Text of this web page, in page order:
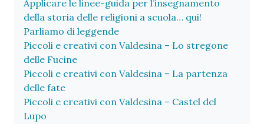
Applicare le linee-guida per l’insegnamento
della storia delle religioni a scuola… qui!
Parliamo di leggende
Piccoli e creativi con Valdesina – Lo stregone
delle Fucine
Piccoli e creativi con Valdesina – La partenza
delle fate
Piccoli e creativi con Valdesina – Castel del
Lupo